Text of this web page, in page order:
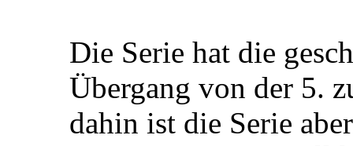
Die Serie hat die
Übergang von der 5.
dahin ist die Serie